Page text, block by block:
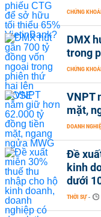
CHỨNG
DMX
trong
CHỨNG
VNPT
mặt,
DOANH
Đề
kinh
dưới
THỜI SỰ -